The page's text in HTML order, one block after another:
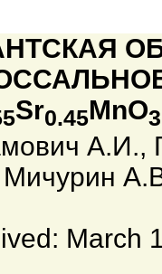
Sr0.45MnO3
А.И.,
Мичурин
March